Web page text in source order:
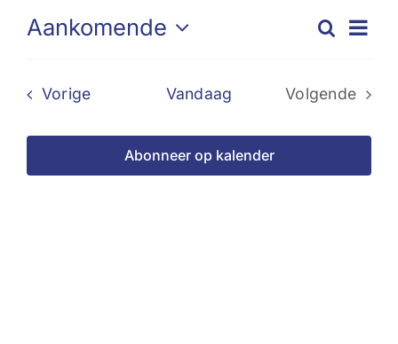
en
Zoeken
Lijst
Aankomende
datum.
VorigeEvenementenVandaag
Volgende
Abonneer op kalender